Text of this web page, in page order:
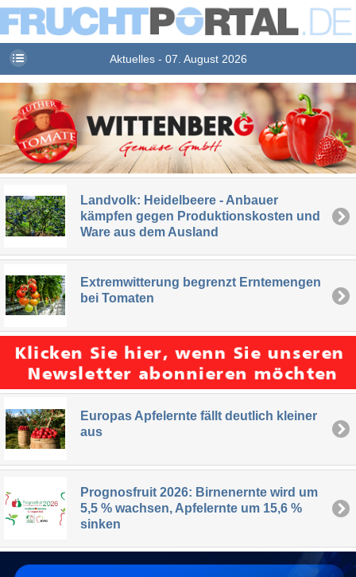
Aktuelles - 07. August 2026
Landvolk: Heidelbeere - Anbauer
kämpfen gegen Produktionskosten und
Ware aus dem Ausland
Extremwitterung begrenzt Erntemengen
bei Tomaten
Europas Apfelernte fällt deutlich kleiner
aus
Prognosfruit 2026: Birnenernte wird um
5,5 % wachsen, Apfelernte um 15,6 %
sinken